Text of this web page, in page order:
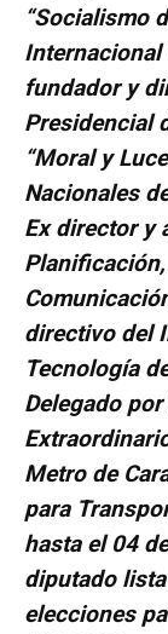
“Socialismo
Internacional
fundador y
Presidencial
“Moral y
Nacionales
Ex director y
directivo del
Tecnología
Delegado
Metro de
para
hasta el 04
diputado
elecciones